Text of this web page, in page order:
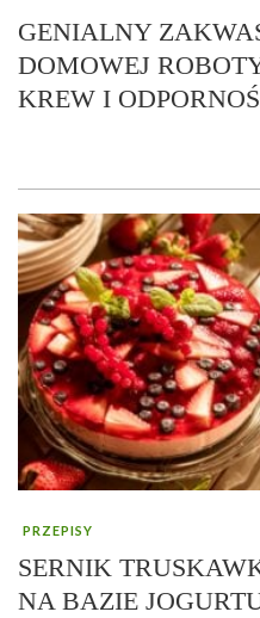
GENIALNY
DOMOWEJ
KREW I
PRZEPISY
SERNIK
NA BAZIE